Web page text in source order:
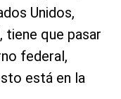
Unidos,
tiene que pasar
federal,
está en la